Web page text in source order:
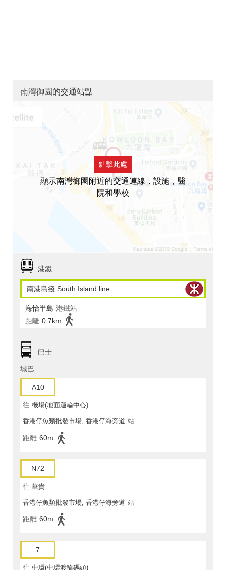
南灣御園的交通站點
點擊此處
顯示南灣御園附近的交通連線，設施，醫
院和學校
港鐵
南港島綫 South Island line
海怡半島 港鐵站
距離 0.7km
巴士
城巴
A10
往 機場(地面運輸中心)
香港仔魚類批發市場, 香港仔海旁道 站
距離 60m
N72
往 華貴
香港仔魚類批發市場, 香港仔海旁道 站
距離 60m
7
往 中環(中環渡輪碼頭)